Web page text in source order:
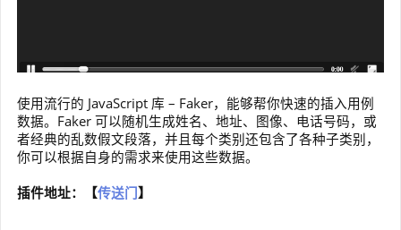
使用流行的 JavaScript 库 – Faker，能够帮你快速的插入用例
数据。Faker 可以随机生成姓名、地址、图像、电话号码，或
者经典的乱数假文段落，并且每个类别还包含了各种子类别，
你可以根据自身的需求来使用这些数据。
插件地址：【传送门】